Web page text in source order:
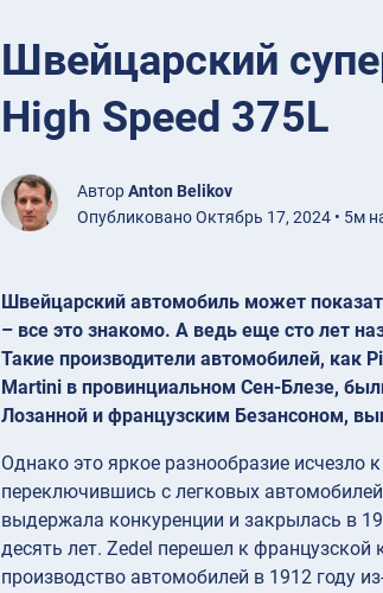
Швейцарский
High Speed 375L
АвторAnton Belikov
Опубликовано Октябрь 17, 2024 • 5м
Швейцарский автомобиль может
– все это знакомо. А ведь еще сто лет
Такие производители автомобилей, как
Martini в провинциальном Сен-Блезе,
Лозанной и французским Безансоном,
Однако это яркое разнообразие исчезло
переключившись с легковых
выдержала конкуренции и закрылась в
десять лет. Zedel перешел к
производство автомобилей в 1912 году